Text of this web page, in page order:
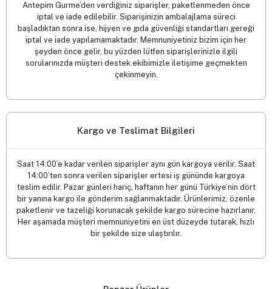
Antepim Gurme’den verdiğiniz siparişler, paketlenmeden önce
iptal ve iade edilebilir. Siparişinizin ambalajlama süreci
başladıktan sonra ise, hijyen ve gıda güvenliği standartları gereği
iptal ve iade yapılamamaktadır. Memnuniyetiniz bizim için her
şeyden önce gelir, bu yüzden lütfen siparişlerinizle ilgili
sorularınızda müşteri destek ekibimizle iletişime geçmekten
çekinmeyin.
Kargo ve Teslimat Bilgileri
Saat 14:00’e kadar verilen siparişler aynı gün kargoya verilir. Saat
14:00’ten sonra verilen siparişler ertesi iş gününde kargoya
teslim edilir. Pazar günleri hariç, haftanın her günü Türkiye’nin dört
bir yanına kargo ile gönderim sağlanmaktadır. Ürünlerimiz, özenle
paketlenir ve tazeliği korunacak şekilde kargo sürecine hazırlanır.
Her aşamada müşteri memnuniyetini en üst düzeyde tutarak, hızlı
bir şekilde size ulaştırılır.